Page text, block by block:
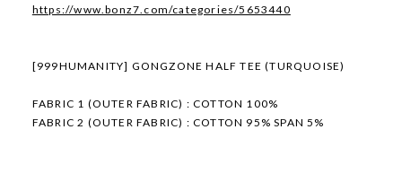
https://www.bonz7.com/categories/5653440
[999HUMANITY] GONGZONE HALF TEE (TURQUOISE)
FABRIC 1 (OUTER FABRIC) : COTTON 100%
FABRIC 2 (OUTER FABRIC) : COTTON 95% SPAN 5%